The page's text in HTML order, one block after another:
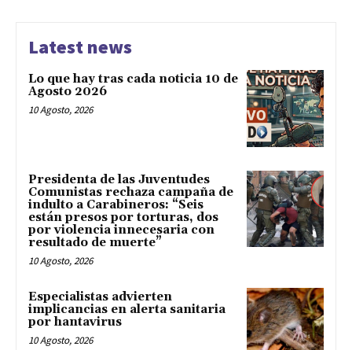
Latest news
Lo que hay tras cada noticia 10 de
Agosto 2026
10 Agosto, 2026
Presidenta de las Juventudes
Comunistas rechaza campaña de
indulto a Carabineros: “Seis
están presos por torturas, dos
por violencia innecesaria con
resultado de muerte”
10 Agosto, 2026
Especialistas advierten
implicancias en alerta sanitaria
por hantavirus
10 Agosto, 2026